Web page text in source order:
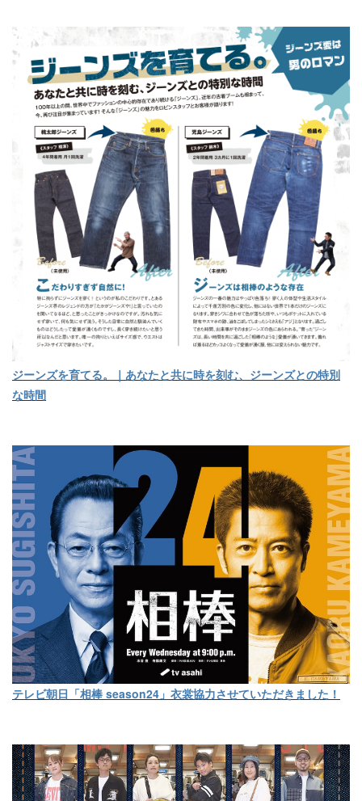
ジーンズを育てる。｜あなたと共に時を刻む、ジーンズとの特別
な時間
テレビ朝日「相棒 season24」衣裳協力させていただきました！